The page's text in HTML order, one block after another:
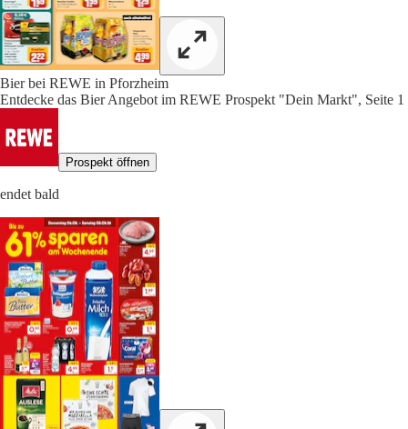
Bier bei REWE in Pforzheim
Entdecke das Bier Angebot im REWE Prospekt "Dein Markt", Seite 1
Prospekt öffnen
endet bald